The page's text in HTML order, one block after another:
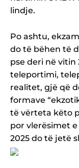
lindje.
Po ashtu,
do të bëhen të
pse deri në
teleportimi,
realitet, gjë që
formave
të vërteta këto
por vlerësimet
2025 do të jetë